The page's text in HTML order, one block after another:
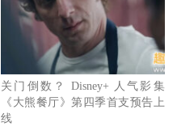
关门倒数？ Disney+ 人气影集
《大熊餐厅》第四季首支预告上
线